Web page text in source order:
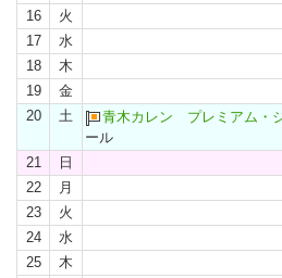
16
火
17
水
18
木
19
金
20
土 青木カレン プレミアム・
ール
21
日
22
月
23
火
24
水
25
木